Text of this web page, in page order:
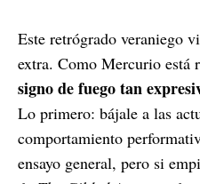
Este retrógrado veraniego
extra. Como Mercurio está
signo de fuego tan
Lo primero: bájale a las
comportamiento
ensayo general, pero si